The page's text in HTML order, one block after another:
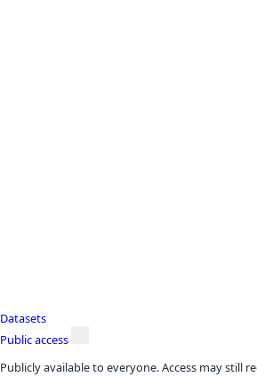
Datasets
Public access
Publicly available to everyone. Access may still